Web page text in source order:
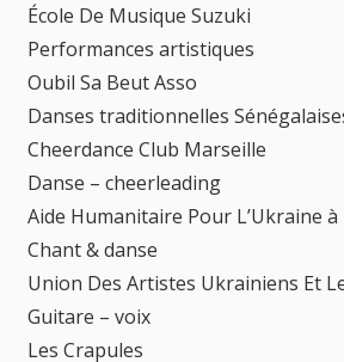
École De Musique Suzuki
Performances artistiques
Oubil Sa Beut Asso
Danses traditionnelles
Cheerdance Club Marseille
Danse – cheerleading
Aide Humanitaire Pour L’Ukraine
Chant & danse
Union Des Artistes Ukrainiens Et
Guitare – voix
Les Crapules